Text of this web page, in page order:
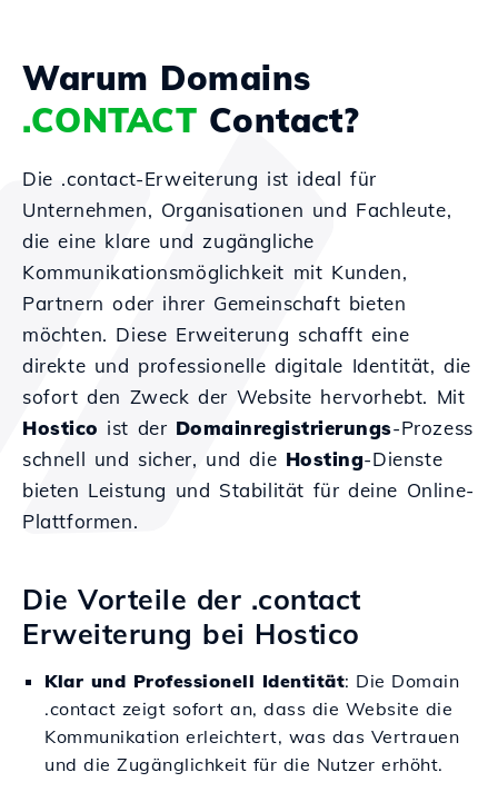
Warum Domains
.CONTACT Contact?
Die .contact-Erweiterung ist ideal für
Unternehmen, Organisationen und Fachleute,
die eine klare und zugängliche
Kommunikationsmöglichkeit mit Kunden,
Partnern oder ihrer Gemeinschaft bieten
möchten. Diese Erweiterung schafft eine
direkte und professionelle digitale Identität, die
sofort den Zweck der Website hervorhebt. Mit
Hostico ist der Domainregistrierungs-Prozess
schnell und sicher, und die Hosting-Dienste
bieten Leistung und Stabilität für deine Online-
Plattformen.
Die Vorteile der .contact
Erweiterung bei Hostico
Klar und Professionell Identität: Die Domain
.contact zeigt sofort an, dass die Website die
Kommunikation erleichtert, was das Vertrauen
und die Zugänglichkeit für die Nutzer erhöht.